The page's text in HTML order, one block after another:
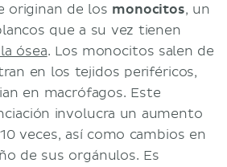
originan de los monocitos, un
que a su vez tienen
ósea. Los monocitos salen de
en los tejidos periféricos,
en macrófagos. Este
involucra un aumento
veces, así como cambios en
de sus orgánulos. Es